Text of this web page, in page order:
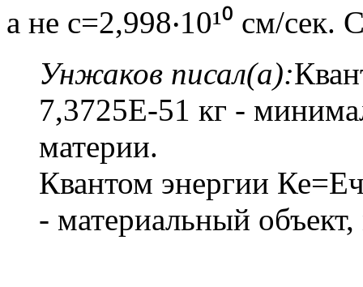
а не с=2,998‧10¹⁰ см/
Унжаков писал(а):
7,3725E-51 кг -
материи.
Квантом энергии
- материальный